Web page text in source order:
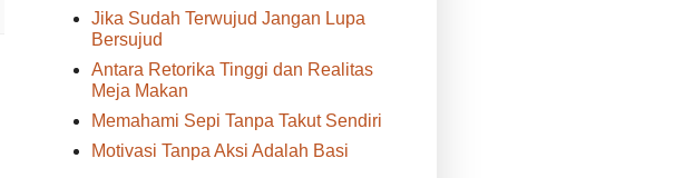
Jika Sudah Terwujud Jangan Lupa
Bersujud
Antara Retorika Tinggi dan Realitas
Meja Makan
Memahami Sepi Tanpa Takut Sendiri
Motivasi Tanpa Aksi Adalah Basi